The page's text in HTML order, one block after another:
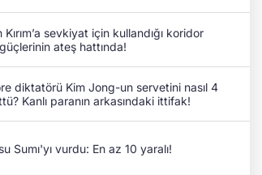
Kırım’a sevkiyat için kullandığı koridor
ateş hattında!
diktatörü Kim Jong-un servetini nasıl 4
Kanlı paranın arkasındaki ittifak!
Sumı'yı vurdu: En az 10 yaralı!